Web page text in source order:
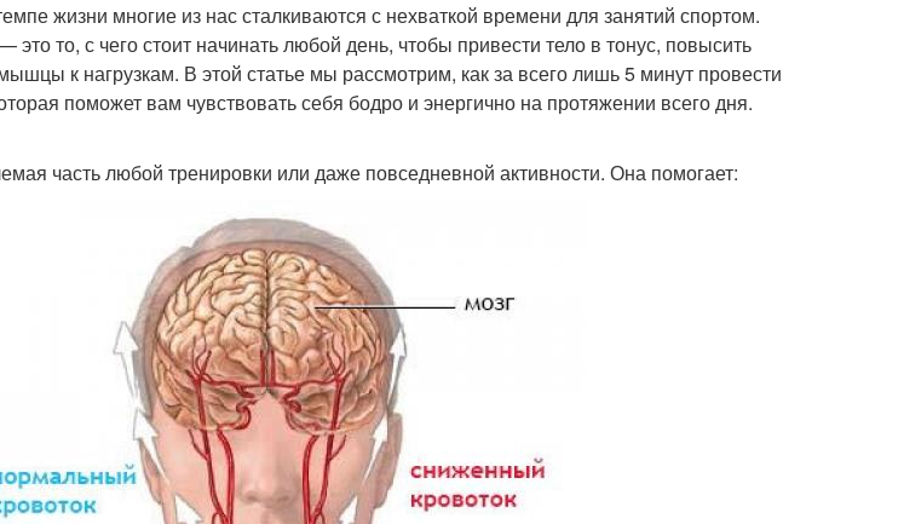
жизни многие из нас сталкиваются с нехваткой времени для занятий спортом.
то, с чего стоит начинать любой день, чтобы привести тело в тонус, повысить
к нагрузкам. В этой статье мы рассмотрим, как за всего лишь 5 минут провести
поможет вам чувствовать себя бодро и энергично на протяжении всего дня.
часть любой тренировки или даже повседневной активности. Она помогает: